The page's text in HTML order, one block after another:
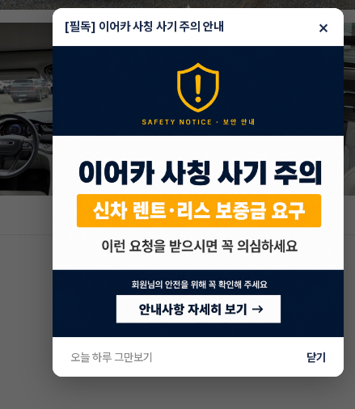
[필독] 이어카 사칭 사기 주의 안내 ×
오늘 하루 그만보기 닫기